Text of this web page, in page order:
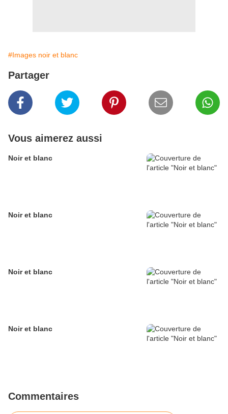
#Images noir et blanc
Partager
Vous aimerez aussi
Noir et blanc
Noir et blanc
Noir et blanc
Noir et blanc
Commentaires